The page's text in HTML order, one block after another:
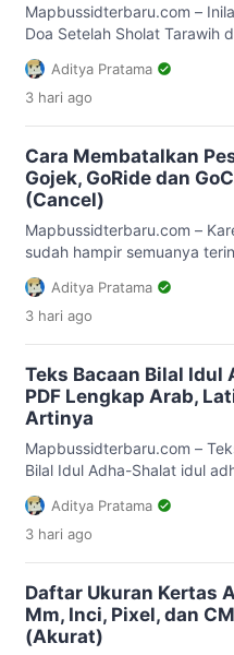
didukung dengan
zaman yang […]
Mapbussidterbaru.com –
Doa Setelah Sholat Tarawih
lengkap arab, latin dan
hanya itu saja, melainkan
mulai dari penjelasan tentang
ibadah yang di sunnahkan
Rashulallah dilakukan pada
bulan ramadhan, tepatnya
sholat isya’. Adapun sholat
Aditya Pratama
3 hari ago
Cara Membatalkan
Gojek, GoRide dan
(Cancel)
Mapbussidterbaru.com –
sudah hampir semuanya
bersama dengan akses
internet secara online bahkah
membeli makanan pun bisa
ingin segera Membatalkan
Gojek (GoRide dan GoCar)
memang bisa?. Nah apabila
kalian semua ternyata belum
mengetahui persis akan […]
Aditya Pratama
3 hari ago
Teks Bacaan Bilal Idul
PDF Lengkap Arab,
Artinya
Mapbussidterbaru.com –
Bilal Idul Adha-Shalat idul
termasuk salah satu shalat
muakkad dan boleh
seorang islam laki-laki dan
adha berbeda dengan shalat
walau sama-sam dua rakaat,
perbedaan shalat jum’at dan
Aditya Pratama
3 hari ago
Daftar Ukuran Kertas
Mm, Inci, Pixel, dan CM
(Akurat)